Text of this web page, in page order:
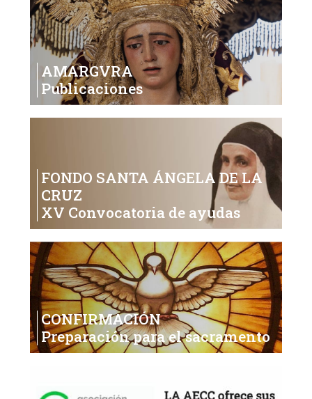
AMARGVRA
Publicaciones
FONDO SANTA ÁNGELA DE LA
CRUZ
XV Convocatoria de ayudas
CONFIRMACIÓN
Preparación para el sacramento